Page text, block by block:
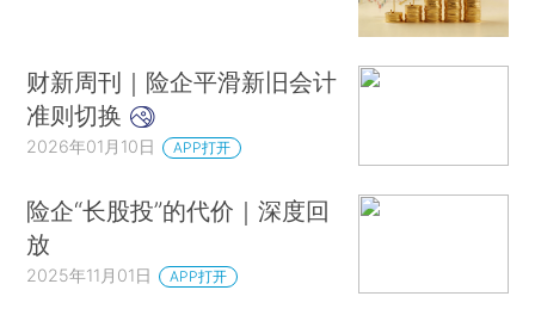
财新周刊｜险企平滑新旧会计
准则切换
2026年01月10日 APP打开
险企“长股投”的代价｜深度回
放
2025年11月01日 APP打开